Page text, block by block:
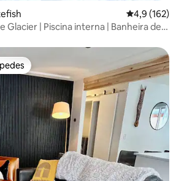
4,9 de uma
4,9 (162)
Glacier | Piscina interna | Banheira de